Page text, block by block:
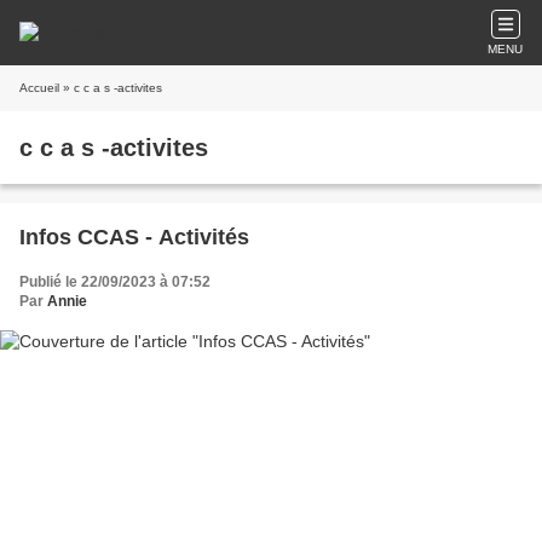
MENU
Accueil » c c a s -activites
c c a s -activites
Infos CCAS - Activités
Publié le 22/09/2023 à 07:52
Par Annie